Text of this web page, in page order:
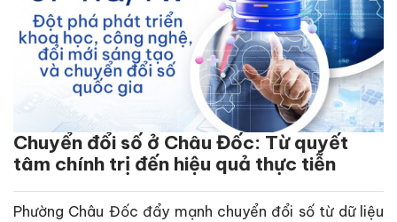
Chuyển đổi số ở Châu Đốc: Từ quyết
tâm chính trị đến hiệu quả thực tiễn
Phường Châu Đốc đẩy mạnh chuyển đổi số từ dữ liệu